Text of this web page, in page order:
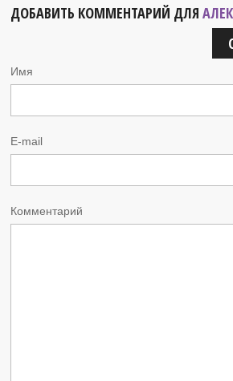
ДОБАВИТЬ КОММЕНТАРИЙ ДЛЯ
Имя
E-mail
Комментарий